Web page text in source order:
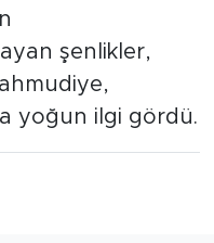
şenlikler,
yoğun ilgi gördü.